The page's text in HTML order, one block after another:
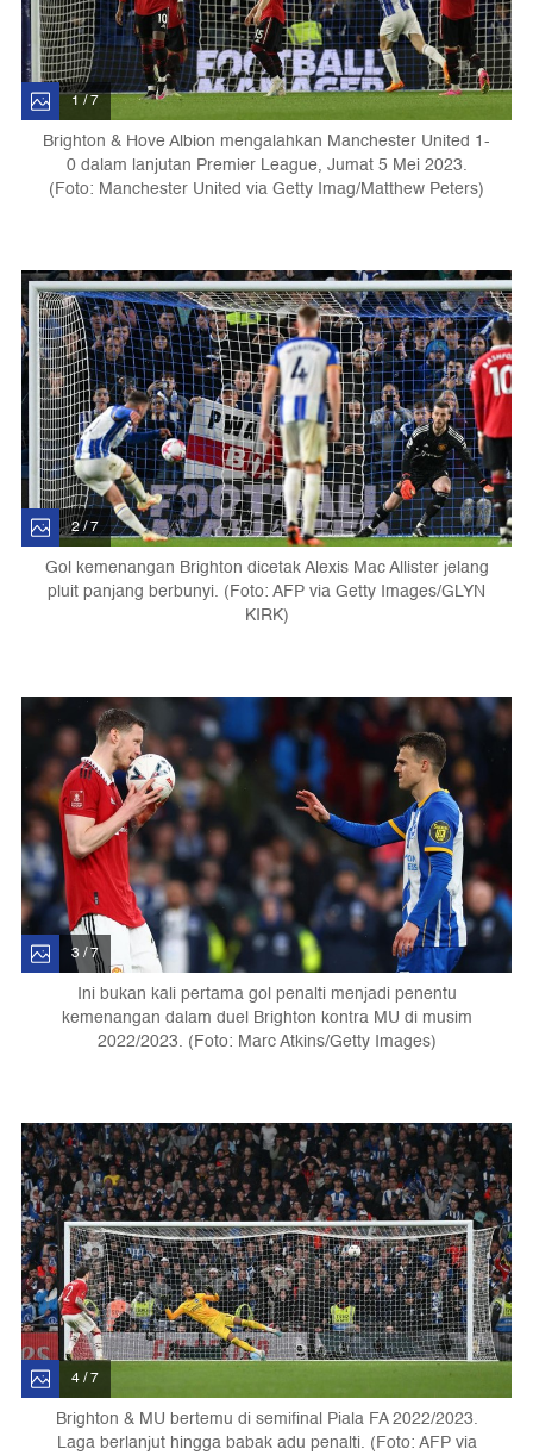
1 / 7
Brighton & Hove Albion mengalahkan Manchester United 1-
0 dalam lanjutan Premier League, Jumat 5 Mei 2023.
(Foto: Manchester United via Getty Imag/Matthew Peters)
2 / 7
Gol kemenangan Brighton dicetak Alexis Mac Allister jelang
pluit panjang berbunyi. (Foto: AFP via Getty Images/GLYN
KIRK)
3 / 7
Ini bukan kali pertama gol penalti menjadi penentu
kemenangan dalam duel Brighton kontra MU di musim
2022/2023. (Foto: Marc Atkins/Getty Images)
4 / 7
Brighton & MU bertemu di semifinal Piala FA 2022/2023.
Laga berlanjut hingga babak adu penalti. (Foto: AFP via